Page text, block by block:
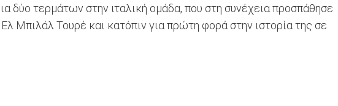
τερμάτων στην ιταλική ομάδα, που στη συνέχεια προσπάθησε
Μπιλάλ Τουρέ και κατόπιν για πρώτη φορά στην ιστορία της σε